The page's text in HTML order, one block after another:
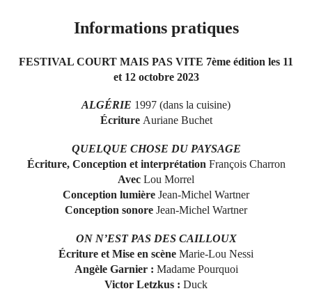
Informations pratiques
FESTIVAL COURT MAIS PAS VITE 7ème édition les 11
et 12 octobre 2023
ALGÉRIE 1997 (dans la cuisine)
Écriture Auriane Buchet
QUELQUE CHOSE DU PAYSAGE
Écriture, Conception et interprétation François Charron
Avec Lou Morrel
Conception lumière Jean-Michel Wartner
Conception sonore Jean-Michel Wartner
ON N’EST PAS DES CAILLOUX
Écriture et Mise en scène Marie-Lou Nessi
Angèle Garnier : Madame Pourquoi
Victor Letzkus : Duck